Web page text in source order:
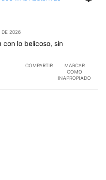
DE 2026
con lo belicoso, sin
COMPARTIR
MARCAR
COMO
INAPROPIADO